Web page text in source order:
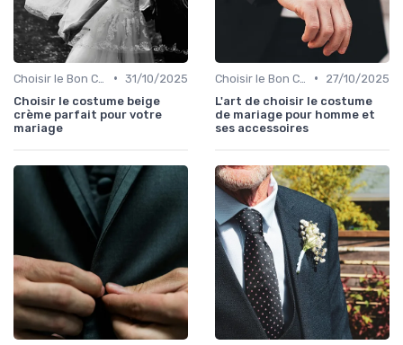
• 31/10/2025
Choisir le costume beige
crème parfait pour votre
mariage
•
27/10/2025
L'art de choisir le costume
de mariage pour homme et
ses accessoires